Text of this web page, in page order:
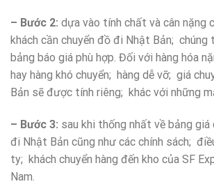
– Bước 2: dựa vào tính chất và cân nặng
khách cần chuyển đồ đi Nhật Bản; chúng
bảng báo giá phù hợp. Đối với hàng hóa
hay hàng khó chuyển; hàng dễ vỡ; giá
Bản sẽ được tính riêng; khác với những
– Bước 3: sau khi thống nhất về bảng giá
đi Nhật Bản cũng như các chính sách;
ty; khách chuyển hàng đến kho của SF
Nam.